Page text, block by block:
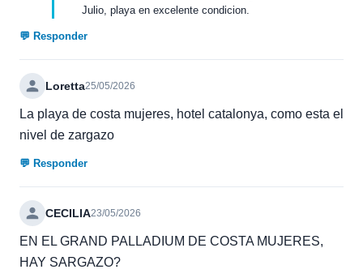
Julio, playa en excelente condicion.
💬 Responder
Loretta25/05/2026
La playa de costa mujeres, hotel catalonya, como esta el
nivel de zargazo
💬 Responder
CECILIA23/05/2026
EN EL GRAND PALLADIUM DE COSTA MUJERES,
HAY SARGAZO?